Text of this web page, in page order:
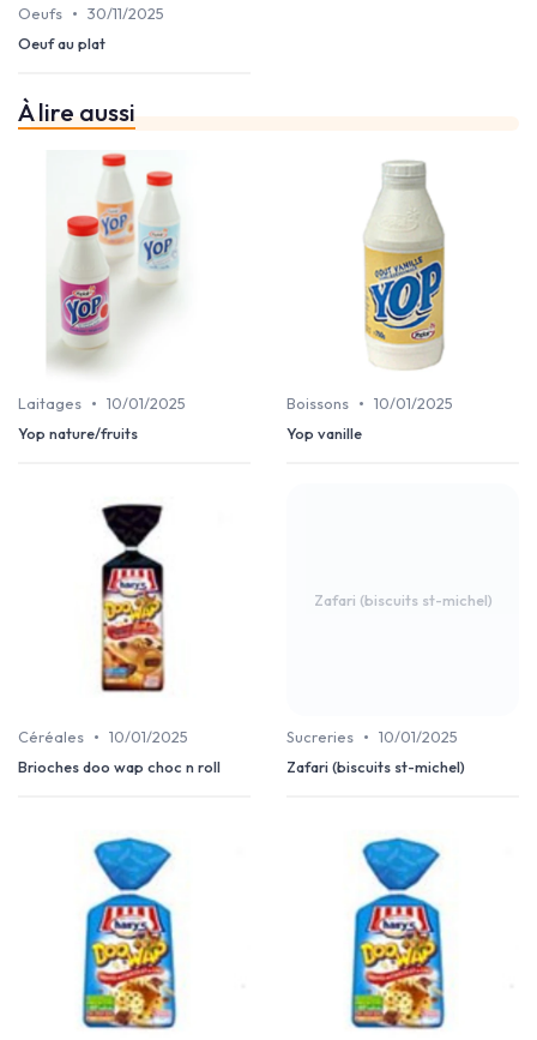
Oeufs • 30/11/2025
Oeuf au plat
À lire aussi
Laitages • 10/01/2025
Yop nature/fruits
Boissons • 10/01/2025
Yop vanille
Céréales • 10/01/2025
Brioches doo wap choc n roll
Zafari (biscuits st-michel)
Sucreries • 10/01/2025
Zafari (biscuits st-michel)